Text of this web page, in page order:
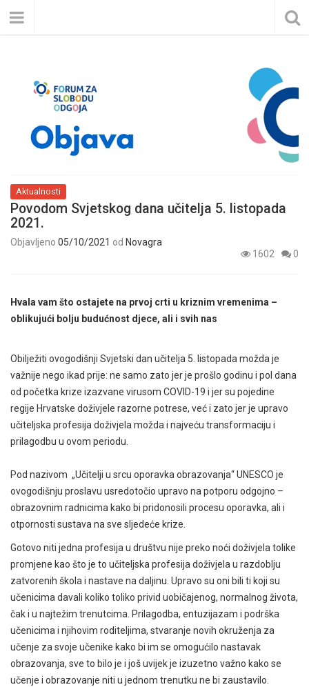
Aktualnosti
Povodom Svjetskog dana učitelja 5. listopada
2021.
Objavljeno 05/10/2021 od Novagra
1602
0
Hvala vam što ostajete na prvoj crti u kriznim vremenima –
oblikujući bolju budućnost djece, ali i svih nas
Obilježiti ovogodišnji Svjetski dan učitelja 5. listopada možda je
važnije nego ikad prije: ne samo zato jer je prošlo godinu i pol dana
od početka krize izazvane virusom COVID-19 i jer su pojedine
regije Hrvatske doživjele razorne potrese, već i zato jer je upravo
učiteljska profesija doživjela možda i najveću transformaciju i
prilagodbu u ovom periodu.
Pod nazivom „Učitelji u srcu oporavka obrazovanja“ UNESCO je
ovogodišnju proslavu usredotočio upravo na potporu odgojno –
obrazovnim radnicima kako bi pridonosili procesu oporavka, ali i
otpornosti sustava na sve sljedeće krize.
Gotovo niti jedna profesija u društvu nije preko noći doživjela tolike
promjene kao što je to učiteljska profesija doživjela u razdoblju
zatvorenih škola i nastave na daljinu. Upravo su oni bili ti koji su
učenicima davali koliko toliko privid uobičajenog, normalnog života,
čak i u najtežim trenutcima. Prilagodba, entuzijazam i podrška
učenicima i njihovim roditeljima, stvaranje novih okruženja za
učenje za svoje učenike kako bi im se omogućilo nastavak
obrazovanja, sve to bilo je i još uvijek je izuzetno važno kako se
učenje i obrazovanje niti u jednom trenutku ne bi zaustavilo.